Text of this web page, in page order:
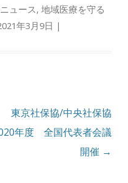
ュース,地域医療を守る
年3月9日 |
東京社保協/中央社保協
年度 全国代表者会議
開催 →